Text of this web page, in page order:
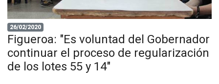
26/02/2020
Figueroa: "Es voluntad del Gobernador
continuar el proceso de regularización
de los lotes 55 y 14"